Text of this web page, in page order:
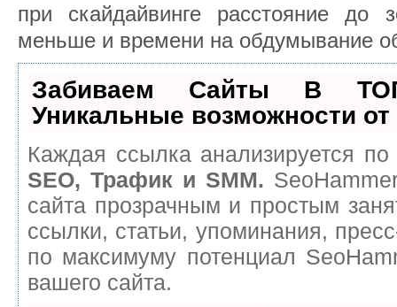
при скайдайвинге расстояние до
меньше и времени на обдумывание
Забиваем Сайты В
Уникальные возможности от
Каждая ссылка анализируется
SEO, Трафик и SMM.
сайта прозрачным и простым
ссылки, статьи, упоминания,
по максимуму потенциал
вашего сайта.